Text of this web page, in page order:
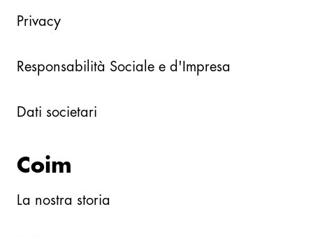
Privacy
Responsabilità Sociale e d'Impresa
Dati societari
Coim
La nostra storia